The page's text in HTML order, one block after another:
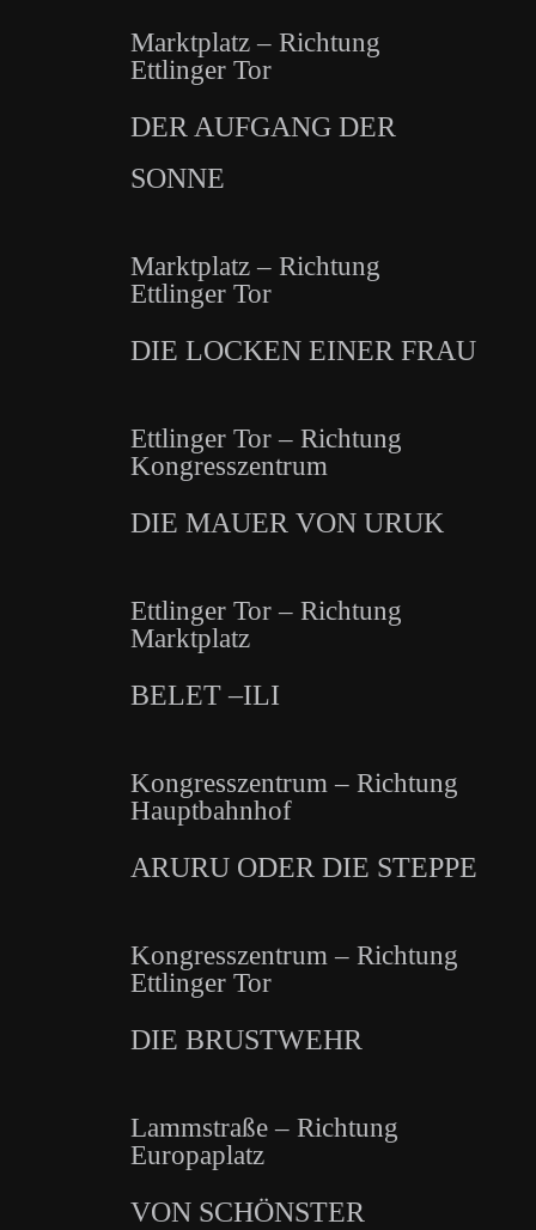
Marktplatz – Richtung
Ettlinger Tor
DER AUFGANG DER
SONNE
Marktplatz – Richtung
Ettlinger Tor
DIE LOCKEN EINER FRAU
Ettlinger Tor – Richtung
Kongresszentrum
DIE MAUER VON URUK
Ettlinger Tor – Richtung
Marktplatz
BELET –ILI
Kongresszentrum – Richtung
Hauptbahnhof
ARURU ODER DIE STEPPE
Kongresszentrum – Richtung
Ettlinger Tor
DIE BRUSTWEHR
Lammstraße – Richtung
Europaplatz
VON SCHÖNSTER